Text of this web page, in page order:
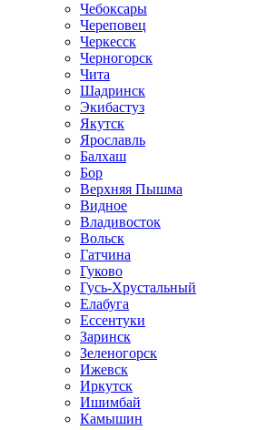
Чебоксары
Череповец
Черкесск
Черногорск
Чита
Шадринск
Экибастуз
Якутск
Ярославль
Балхаш
Бор
Верхняя Пышма
Видное
Владивосток
Вольск
Гатчина
Гуково
Гусь-Хрустальный
Елабуга
Ессентуки
Заринск
Зеленогорск
Ижевск
Иркутск
Ишимбай
Камышин